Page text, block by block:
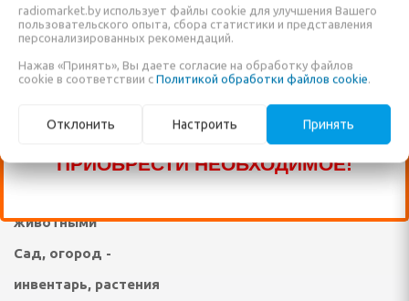
ПРОДАЖЕ ЕЩЁ МНОГО ДРУГИХ
НЕ ВНЕСЕНЫ В НАШ КАТАЛОГ!
ЗВОНИТЕ ПО НАШИМ ТЕЛЕФОНАМ, ИЛИ
ПИШИТЕ В ЧАТ И МЫ ПОМОЖЕМ ВАМ
ПРИОБРЕСТИ НЕОБХОДИМОЕ!
и ванны
КУХОННАЯ ТЕХНИКА
Техника для уборки
Техника для стирки,
ухода за одеждой,
Техника и средства по
уходу за телом, личная
животными
Сад, огород -
инвентарь, растения
radiomarket.by использует файлы cookie для улучшения Вашего
пользовательского опыта, сбора статистики и представления
персонализированных рекомендаций.
Нажав «Принять», Вы даете согласие на обработку файлов
cookie в соответствии с Политикой обработки файлов cookie.
Отклонить Настроить Принять